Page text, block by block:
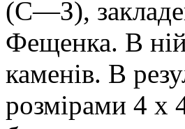
(С—З),
Фещенка. В ній
каменів. В
розмірами 4 х